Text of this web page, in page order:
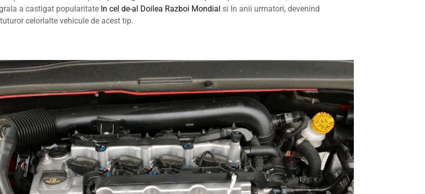
a castigat popularitate In cel de-al Doilea Razboi Mondial si In anii urmatori, devenind
celorlalte vehicule de acest tip.